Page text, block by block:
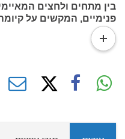
בין מתחים ולחצים
פנימיים, המקשים על
לחיונית ביותר.
read
more